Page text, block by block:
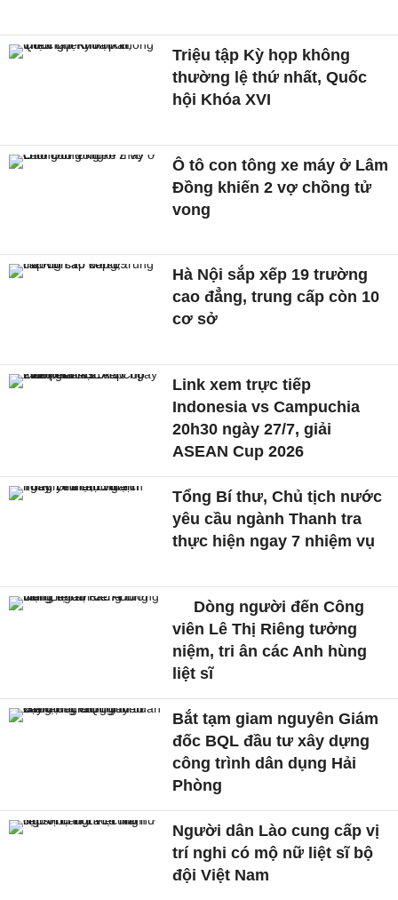
Triệu tập Kỳ họp không
thường lệ thứ nhất, Quốc
hội Khóa XVI
Ô tô con tông xe máy ở Lâm
Đồng khiến 2 vợ chồng tử
vong
Hà Nội sắp xếp 19 trường
cao đẳng, trung cấp còn 10
cơ sở
Link xem trực tiếp
Indonesia vs Campuchia
20h30 ngày 27/7, giải
ASEAN Cup 2026
Tổng Bí thư, Chủ tịch nước
yêu cầu ngành Thanh tra
thực hiện ngay 7 nhiệm vụ
Dòng người đến Công
viên Lê Thị Riêng tưởng
niệm, tri ân các Anh hùng
liệt sĩ
Bắt tạm giam nguyên Giám
đốc BQL đầu tư xây dựng
công trình dân dụng Hải
Phòng
Người dân Lào cung cấp vị
trí nghi có mộ nữ liệt sĩ bộ
đội Việt Nam